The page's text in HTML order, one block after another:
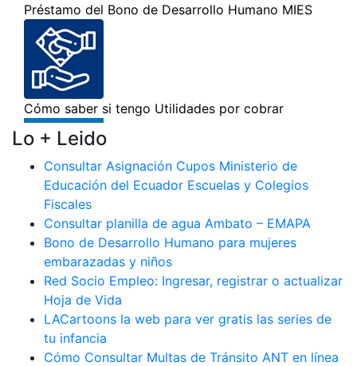
Lo + Leido
Consultar Asignación Cupos Ministerio de
Educación del Ecuador Escuelas y Colegios
Fiscales
Consultar planilla de agua Ambato – EMAPA
Bono de Desarrollo Humano para mujeres
embarazadas y niños
Red Socio Empleo: Ingresar, registrar o actualizar
Hoja de Vida
LACartoons la web para ver gratis las series de
tu infancia
Cómo Consultar Multas de Tránsito ANT en línea